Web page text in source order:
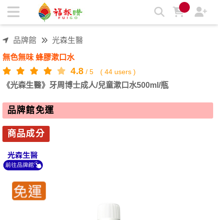
《光森生醫》牙周博士成人/兒童漱口水500ml/瓶 | 福報購蔬食
品牌館 光森生醫
無色無味 蜂膠漱口水
4.8 / 5 ( 44 users )
《光森生醫》牙周博士成人/兒童漱口水500ml/瓶
品牌館免運
商品成分